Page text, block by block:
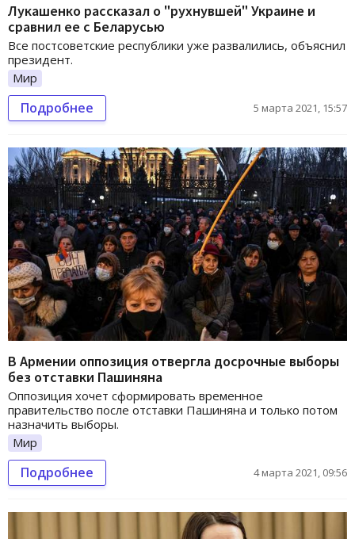
Лукашенко рассказал о "рухнувшей" Украине и
сравнил ее с Беларусью
Все постсоветские республики уже развалились, объяснил
президент.
Мир
Подробнее 5 марта 2021, 15:57
В Армении оппозиция отвергла досрочные выборы
без отставки Пашиняна
Оппозиция хочет сформировать временное
правительство после отставки Пашиняна и только потом
назначить выборы.
Мир
Подробнее 4 марта 2021, 09:56